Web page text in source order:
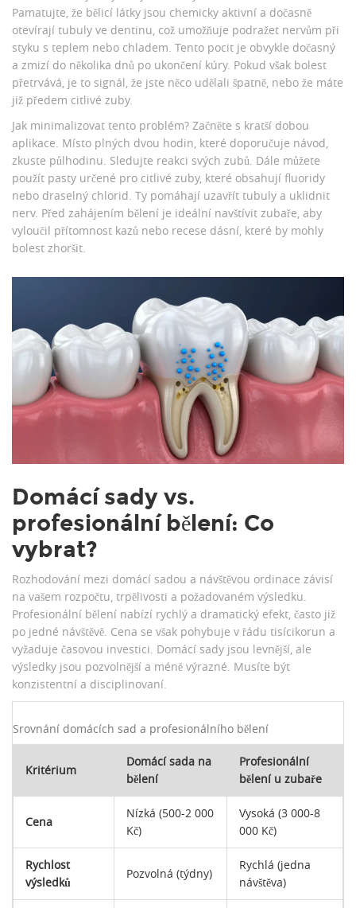
Pamatujte, že bělicí látky jsou chemicky aktivní a dočasně
otevírají tubuly ve dentinu, což umožňuje podražet nervům při
styku s teplem nebo chladem. Tento pocit je obvykle dočasný
a zmizí do několika dnů po ukončení kúry. Pokud však bolest
přetrvává, je to signál, že jste něco udělali špatně, nebo že máte
již předem citlivé zuby.
Jak minimalizovat tento problém? Začněte s kratší dobou
aplikace. Místo plných dvou hodin, které doporučuje návod,
zkuste půlhodinu. Sledujte reakci svých zubů. Dále můžete
použít pasty určené pro citlivé zuby, které obsahují fluoridy
nebo draselný chlorid. Ty pomáhají uzavřít tubuly a uklidnit
nerv. Před zahájením bělení je ideální navštívit zubaře, aby
vyloučil přítomnost kazů nebo recese dásní, které by mohly
bolest zhoršit.
Domácí sady vs.
profesionální bělení: Co
vybrat?
Rozhodování mezi domácí sadou a návštěvou ordinace závisí
na vašem rozpočtu, trpělivosti a požadovaném výsledku.
Profesionální bělení nabízí rychlý a dramatický efekt, často již
po jedné návštěvě. Cena se však pohybuje v řádu tisícikorun a
vyžaduje časovou investici. Domácí sady jsou levnější, ale
výsledky jsou pozvolnější a méně výrazné. Musíte být
konzistentní a disciplinovaní.
Srovnání domácích sad a profesionálního bělení
Kritérium
Domácí sada na
bělení
Profesionální
bělení u zubaře
Cena
Nízká (500-2 000
Kč)
Vysoká (3 000-8
000 Kč)
Rychlost
výsledků
Pozvolná (týdny)
Rychlá (jedna
návštěva)